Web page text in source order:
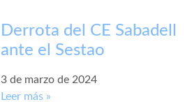
Derrota del CE Sabadell
ante el Sestao
3 de marzo de 2024
Leer más »